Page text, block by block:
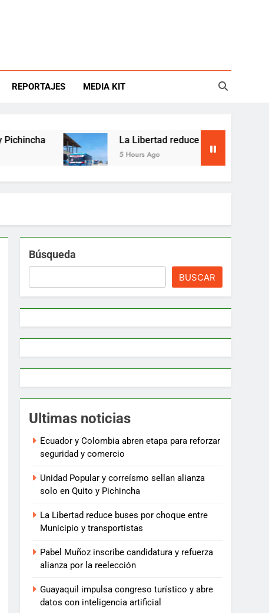
REPORTAJES MEDIA KIT
La Libertad reduce buses por choque entre
5 Hours Ago
Búsqueda
BUSCAR
Ultimas noticias
Ecuador y Colombia abren etapa para reforzar
seguridad y comercio
Unidad Popular y correísmo sellan alianza
solo en Quito y Pichincha
La Libertad reduce buses por choque entre
Municipio y transportistas
Pabel Muñoz inscribe candidatura y refuerza
alianza por la reelección
Guayaquil impulsa congreso turístico y abre
datos con inteligencia artificial